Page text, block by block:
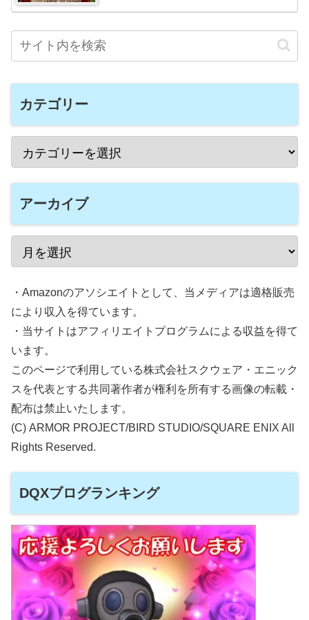
カテゴリー
アーカイブ
・Amazonのアソシエイトとして、当メディアは適格販売
により収入を得ています。
・当サイトはアフィリエイトプログラムによる収益を得て
います。
このページで利用している株式会社スクウェア・エニック
スを代表とする共同著作者が権利を所有する画像の転載・
配布は禁止いたします。
(C) ARMOR PROJECT/BIRD STUDIO/SQUARE ENIX All
Rights Reserved.
DQXブログランキング